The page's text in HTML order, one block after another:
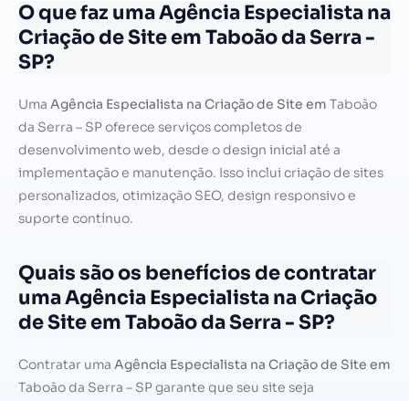
O que faz uma Agência Especialista na
Criação de Site em Taboão da Serra -
SP?
Uma Agência Especialista na Criação de Site em Taboão
da Serra – SP oferece serviços completos de
desenvolvimento web, desde o design inicial até a
implementação e manutenção. Isso inclui criação de sites
personalizados, otimização SEO, design responsivo e
suporte contínuo.
Quais são os benefícios de contratar
uma Agência Especialista na Criação
de Site em Taboão da Serra - SP?
Contratar uma Agência Especialista na Criação de Site em
Taboão da Serra – SP garante que seu site seja